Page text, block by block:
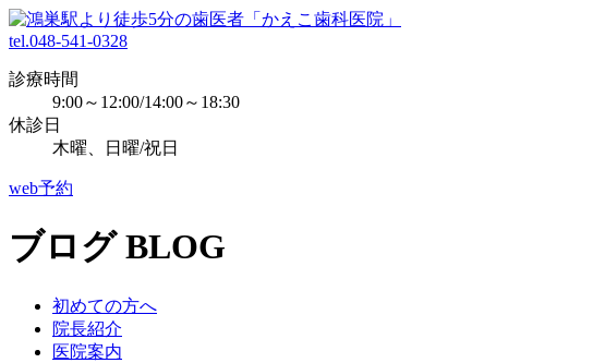
tel.048-541-0328
診療時間
9:00～12:00/14:00～18:30
休診日
木曜、日曜/祝日
web予約
ブログ BLOG
初めての方へ
院長紹介
医院案内